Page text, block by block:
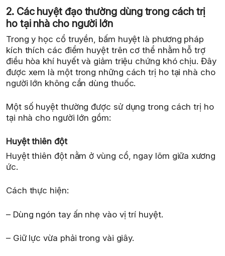
2. Các huyệt đạo thường dùng trong cách trị
ho tại nhà cho người lớn
Trong y học cổ truyền, bấm huyệt là phương pháp
kích thích các điểm huyệt trên cơ thể nhằm hỗ trợ
điều hòa khí huyết và giảm triệu chứng khó chịu. Đây
được xem là một trong những cách trị ho tại nhà cho
người lớn không cần dùng thuốc.
Một số huyệt thường được sử dụng trong cách trị ho
tại nhà cho người lớn gồm:
Huyệt thiên đột
Huyệt thiên đột nằm ở vùng cổ, ngay lõm giữa xương
ức.
Cách thực hiện:
– Dùng ngón tay ấn nhẹ vào vị trí huyệt.
– Giữ lực vừa phải trong vài giây.